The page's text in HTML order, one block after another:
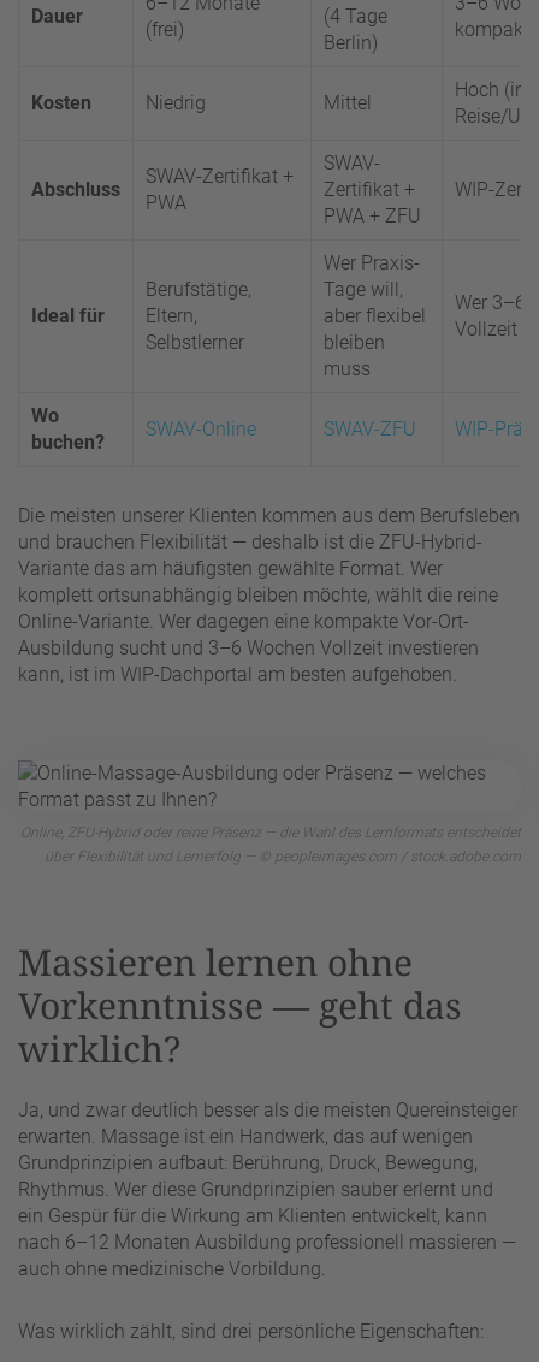
Dauer
(frei)
(4 Tage
Berlin)
kompakt
Kosten Niedrig Mittel
Hoch
Reise/
Abschluss
SWAV-Zertifikat +
PWA
SWAV-
Zertifikat +
PWA + ZFU
WIP-
Ideal für
Berufstätige,
Eltern,
Selbstlerner
Wer Praxis-
Tage will,
aber flexibel
bleiben
muss
Wer 3–6
Vollzeit
Wo
buchen?
SWAV-Online SWAV-ZFU WIP-
Die meisten unserer Klienten kommen aus dem Berufsleben
und brauchen Flexibilität — deshalb ist die ZFU-Hybrid-
Variante das am häufigsten gewählte Format. Wer
komplett ortsunabhängig bleiben möchte, wählt die reine
Online-Variante. Wer dagegen eine kompakte Vor-Ort-
Ausbildung sucht und 3–6 Wochen Vollzeit investieren
kann, ist im WIP-Dachportal am besten aufgehoben.
Online, ZFU-Hybrid oder reine Präsenz — die Wahl des Lernformats entscheidet
über Flexibilität und Lernerfolg — © peopleimages.com / stock.adobe.com
Massieren lernen ohne
Vorkenntnisse — geht das
wirklich?
Ja, und zwar deutlich besser als die meisten Quereinsteiger
erwarten. Massage ist ein Handwerk, das auf wenigen
Grundprinzipien aufbaut: Berührung, Druck, Bewegung,
Rhythmus. Wer diese Grundprinzipien sauber erlernt und
ein Gespür für die Wirkung am Klienten entwickelt, kann
nach 6–12 Monaten Ausbildung professionell massieren —
auch ohne medizinische Vorbildung.
Was wirklich zählt, sind drei persönliche Eigenschaften: